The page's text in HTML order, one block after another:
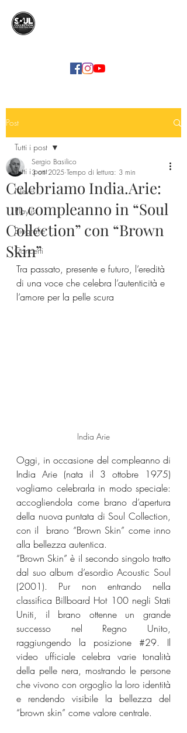
Post
Tutti i post
News
Playlist
Biografie
Concerti
Tutti i post
Celebriamo India.Arie:
un compleanno in “Soul
Collection” con “Brown
Skin”
Sergio Basilico
3 ott 2025 Tempo di lettura: 3 min
Tra passato, presente e futuro, l’eredità
di una voce che celebra l’autenticità e
l’amore per la pelle scura
India Arie
Oggi, in occasione del compleanno di
India Arie (nata il 3 ottobre 1975)
vogliamo celebrarla in modo speciale:
accogliendola come brano d’apertura
della nuova puntata di Soul Collection,
con il  brano “Brown Skin” come inno
alla bellezza autentica.
“Brown Skin” è il secondo singolo tratto
dal suo album d’esordio Acoustic Soul
(2001). Pur non entrando nella
classifica Billboard Hot 100 negli Stati
Uniti, il brano ottenne un grande
successo nel Regno Unito,
raggiungendo la posizione #29. Il
video ufficiale celebra varie tonalità
della pelle nera, mostrando le persone
che vivono con orgoglio la loro identità
e rendendo visibile la bellezza del
“brown skin” come valore centrale.